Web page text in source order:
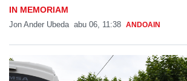
IN MEMORIAM
Jon Ander Ubeda abu 06, 11:38 ANDOAIN